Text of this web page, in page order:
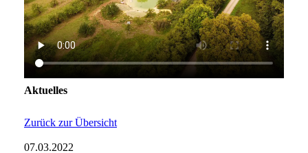
Aktuelles
Zurück zur Übersicht
07.03.2022